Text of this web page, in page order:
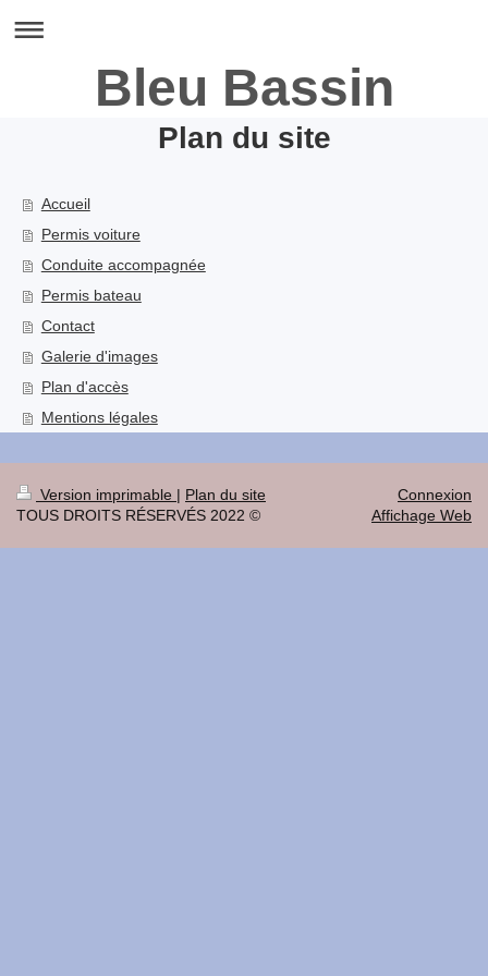
Bleu Bassin
Plan du site
Accueil
Permis voiture
Conduite accompagnée
Permis bateau
Contact
Galerie d'images
Plan d'accès
Mentions légales
Version imprimable | Plan du site
TOUS DROITS RÉSERVÉS 2022 ©
Connexion
Affichage Web